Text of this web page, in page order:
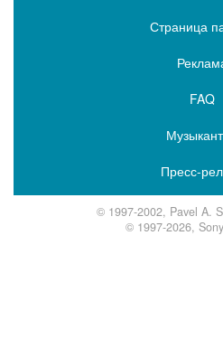
Страница
FAQ
Пресс-
© 1997-2002, Pavel A.
© 1997-2026,